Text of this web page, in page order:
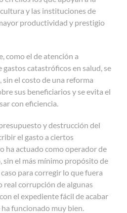
y las instituciones de
productividad y prestigio
como el de atención a
catastróficos en salud, se
el costo de una reforma
sus beneficiarios y se evita el
con eficiencia.
y destrucción del
el gasto a ciertos
ha actuado como operador de
sin el más mínimo propósito de
para corregir lo que fuera
real corrupción de algunas
el expediente fácil de acabar
funcionado muy bien.